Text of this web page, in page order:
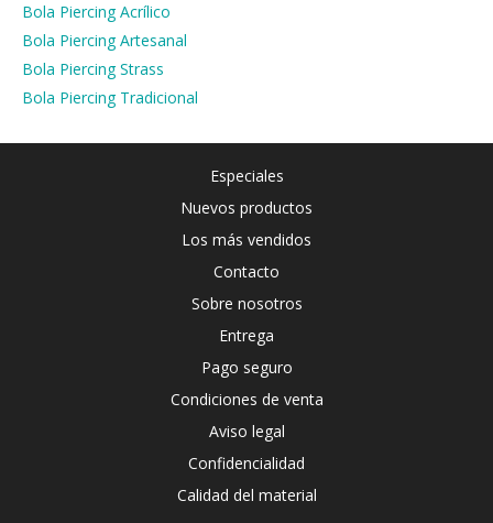
Bola Piercing Acrílico
Bola Piercing Artesanal
Bola Piercing Strass
Bola Piercing Tradicional
Especiales
Nuevos productos
Los más vendidos
Contacto
Sobre nosotros
Entrega
Pago seguro
Condiciones de venta
Aviso legal
Confidencialidad
Calidad del material